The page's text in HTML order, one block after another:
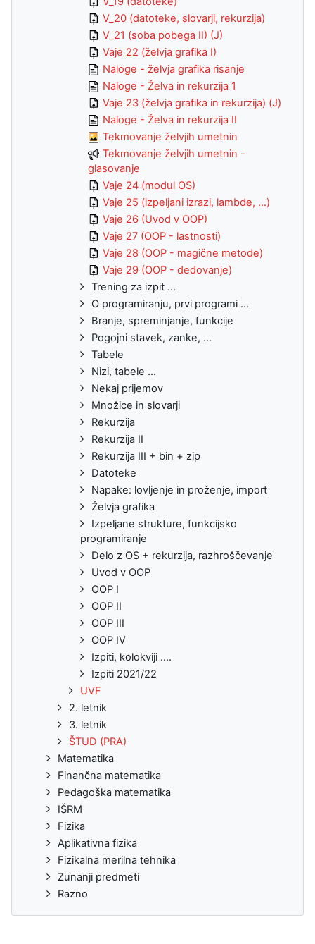
V_20 (datoteke, slovarji, rekurzija)
V_21 (soba pobega II) (J)
Vaje 22 (želvja grafika I)
Naloge - želvja grafika risanje
Naloge - Želva in rekurzija 1
Vaje 23 (želvja grafika in rekurzija) (J)
Naloge - Želva in rekurzija II
Tekmovanje želvjih umetnin
Tekmovanje želvjih umetnin -
glasovanje
Vaje 24 (modul OS)
Vaje 25 (izpeljani izrazi, lambde, ...)
Vaje 26 (Uvod v OOP)
Vaje 27 (OOP - lastnosti)
Vaje 28 (OOP - magične metode)
Vaje 29 (OOP - dedovanje)
Trening za izpit ...
O programiranju, prvi programi ...
Branje, spreminjanje, funkcije
Pogojni stavek, zanke, ...
Tabele
Nizi, tabele ...
Nekaj prijemov
Množice in slovarji
Rekurzija
Rekurzija II
Rekurzija III + bin + zip
Datoteke
Napake: lovljenje in proženje, import
Želvja grafika
Izpeljane strukture, funkcijsko
programiranje
Delo z OS + rekurzija, razhroščevanje
Uvod v OOP
OOP I
OOP II
OOP III
OOP IV
Izpiti, kolokviji ....
Izpiti 2021/22
UVF
2. letnik
3. letnik
ŠTUD (PRA)
Matematika
Finančna matematika
Pedagoška matematika
IŠRM
Fizika
Aplikativna fizika
Fizikalna merilna tehnika
Zunanji predmeti
Razno